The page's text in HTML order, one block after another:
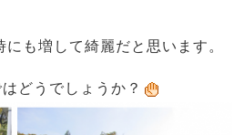
も増して綺麗だと思います。
どうでしょうか？